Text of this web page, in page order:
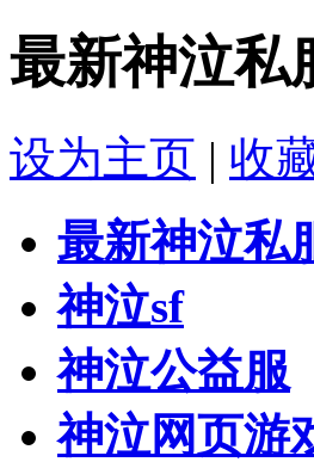
最新神泣私
设为主页 | 收
最新神泣私
神泣sf
神泣公益服
神泣网页游